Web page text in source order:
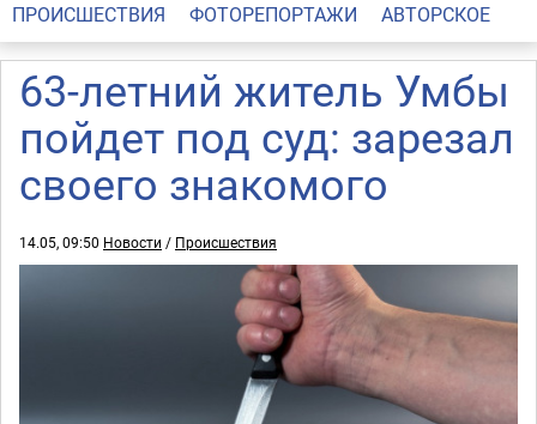
ПРОИСШЕСТВИЯ
ФОТОРЕПОРТАЖИ АВТОРСКОЕ
63-летний житель Умбы
пойдет под суд: зарезал
своего знакомого
14.05, 09:50 Новости / Происшествия